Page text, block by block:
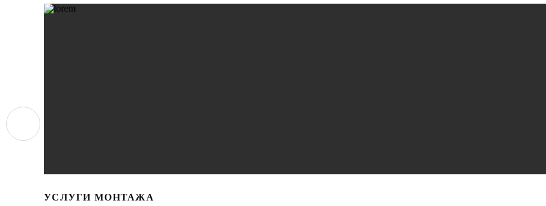
УСЛУГИ МОНТАЖА